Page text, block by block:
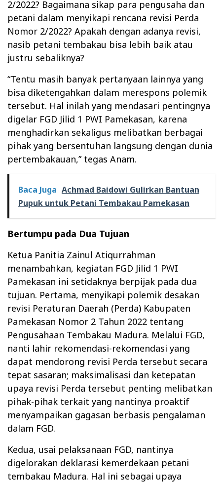
2/2022? Bagaimana sikap para pengusaha dan
petani dalam menyikapi rencana revisi Perda
Nomor 2/2022? Apakah dengan adanya revisi,
nasib petani tembakau bisa lebih baik atau
justru sebaliknya?
“Tentu masih banyak pertanyaan lainnya yang
bisa diketengahkan dalam merespons polemik
tersebut. Hal inilah yang mendasari pentingnya
digelar FGD Jilid 1 PWI Pamekasan, karena
menghadirkan sekaligus melibatkan berbagai
pihak yang bersentuhan langsung dengan dunia
pertembakauan,” tegas Anam.
Baca Juga Achmad Baidowi Gulirkan Bantuan
Pupuk untuk Petani Tembakau Pamekasan
Bertumpu pada Dua Tujuan
Ketua Panitia Zainul Atiqurrahman
menambahkan, kegiatan FGD Jilid 1 PWI
Pamekasan ini setidaknya berpijak pada dua
tujuan. Pertama, menyikapi polemik desakan
revisi Peraturan Daerah (Perda) Kabupaten
Pamekasan Nomor 2 Tahun 2022 tentang
Pengusahaan Tembakau Madura. Melalui FGD,
nanti lahir rekomendasi-rekomendasi yang
dapat mendorong revisi Perda tersebut secara
tepat sasaran; maksimalisasi dan ketepatan
upaya revisi Perda tersebut penting melibatkan
pihak-pihak terkait yang nantinya proaktif
menyampaikan gagasan berbasis pengalaman
dalam FGD.
Kedua, usai pelaksanaan FGD, nantinya
digelorakan deklarasi kemerdekaan petani
tembakau Madura. Hal ini sebagai upaya